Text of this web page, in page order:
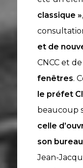
classique »
et de
CNCC et
fenêtres.
le préfet
beaucoup
celle
son
Jean-